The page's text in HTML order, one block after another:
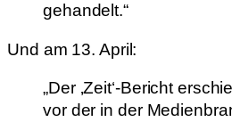
gehandelt.“
Und am 13. April:
„Der ‚Zeit‘-Bericht
vor der in der